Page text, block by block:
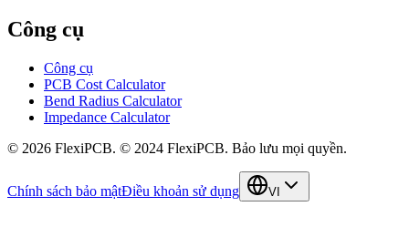
Công cụ
Công cụ
PCB Cost Calculator
Bend Radius Calculator
Impedance Calculator
© 2026 FlexiPCB. © 2024 FlexiPCB. Bảo lưu mọi quyền.
Chính sách bảo mậtĐiều khoản sử dụng VI